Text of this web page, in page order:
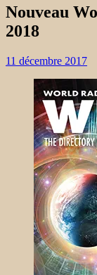
Nouveau
2018
11 décembre 2017